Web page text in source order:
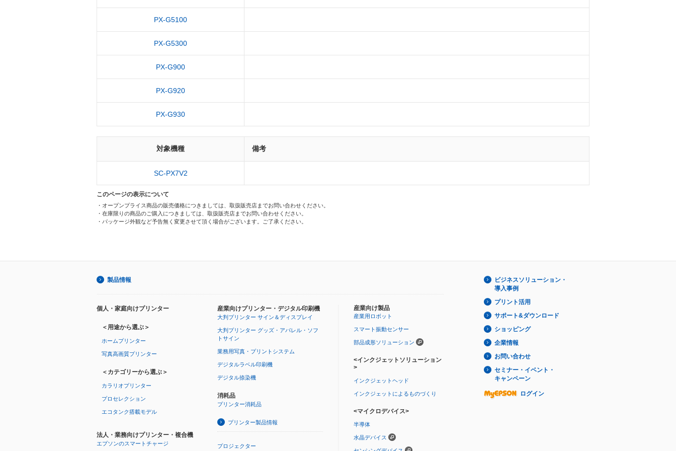
PX-G5100
PX-G5300
PX-G900
PX-G920
PX-G930
対象機種 備考
SC-PX7V2
このページの表示について
・オープンプライス商品の販売価格につきましては、取扱販売店までお問い合わせください。
・在庫限りの商品のご購入につきましては、取扱販売店までお問い合わせください。
・パッケージ外観など予告無く変更させて頂く場合がございます。ご了承ください。
製品情報
個人・家庭向けプリンター
＜用途から選ぶ＞
ホームプリンター
写真高画質プリンター
＜カテゴリーから選ぶ＞
カラリオプリンター
プロセレクション
エコタンク搭載モデル
法人・業務向けプリンター・複合機
エプソンのスマートチャージ
産業向けプリンター・デジタル印刷機
大判プリンター サイン＆ディスプレイ
大判プリンター グッズ・アパレル・ソフ
トサイン
業務用写真・プリントシステム
デジタルラベル印刷機
デジタル捺染機
消耗品
プリンター消耗品
プリンター製品情報
プロジェクター
産業向け製品
産業用ロボット
スマート振動センサー
部品成形ソリューション
<インクジェットソリューション
>
インクジェットヘッド
インクジェットによるものづくり
<マイクロデバイス>
半導体
水晶デバイス
ビジネスソリューション・
導入事例
プリント活用
サポート&ダウンロード
ショッピング
企業情報
お問い合わせ
セミナー・イベント・
キャンペーン
ログイン